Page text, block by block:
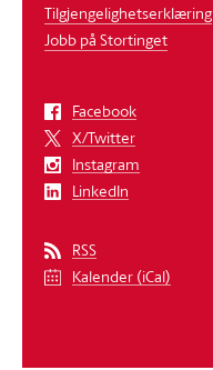
Tilgjengelighetserklæring
Jobb på Stortinget
Facebook
X/Twitter
Instagram
LinkedIn
RSS
Kalender (iCal)